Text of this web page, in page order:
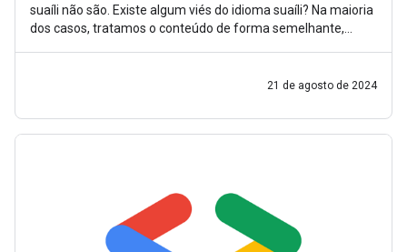
suaíli não são. Existe algum viés do idioma suaíli? Na maioria
dos casos, tratamos o conteúdo de forma semelhante,
21 de agosto de 2024